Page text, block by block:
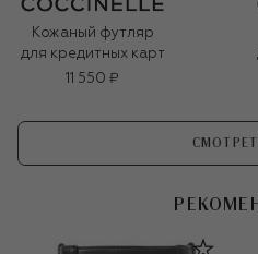
Кожаный футляр
для кредитных карт
11 550 ₽